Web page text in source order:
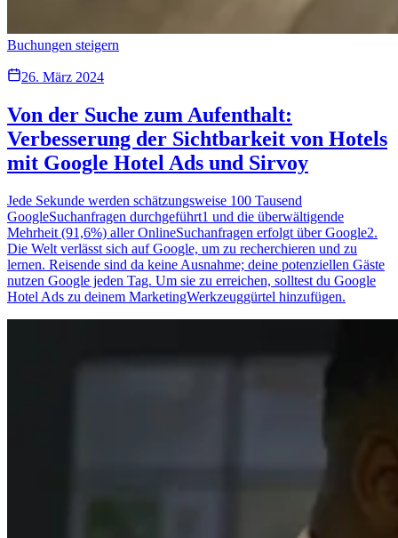
Buchungen steigern
26. März 2024
Von der Suche zum Aufenthalt:
Verbesserung der Sichtbarkeit von Hotels
mit Google Hotel Ads und Sirvoy
Jede Sekunde werden schätzungsweise 100 Tausend
GoogleSuchanfragen durchgeführt1 und die überwältigende
Mehrheit (91,6%) aller OnlineSuchanfragen erfolgt über Google2.
Die Welt verlässt sich auf Google, um zu recherchieren und zu
lernen. Reisende sind da keine Ausnahme; deine potenziellen Gäste
nutzen Google jeden Tag. Um sie zu erreichen, solltest du Google
Hotel Ads zu deinem MarketingWerkzeuggürtel hinzufügen.